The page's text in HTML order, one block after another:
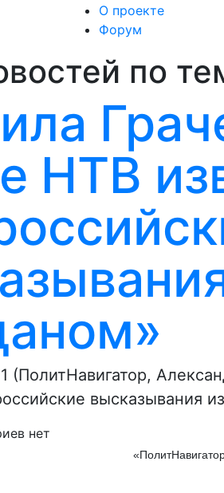
О проекте
Форум
по
НТВ
(ПолитНавигатор,
высказывания
нет